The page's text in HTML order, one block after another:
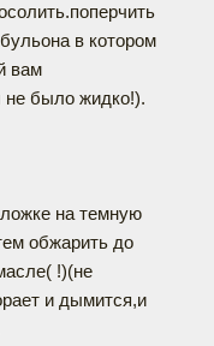
в котором
вам
не было жидко!).
на темную
обжарить до
!)(не
и дымится,и